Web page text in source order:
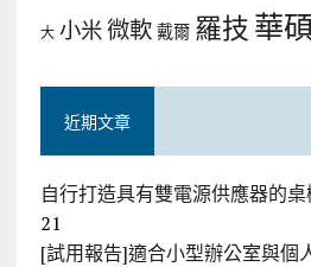
大 小米微軟 戴爾 羅技華碩
近期文章
自行打造具有雙電源供應器的
21
[試用報告]適合小型辦公室與個